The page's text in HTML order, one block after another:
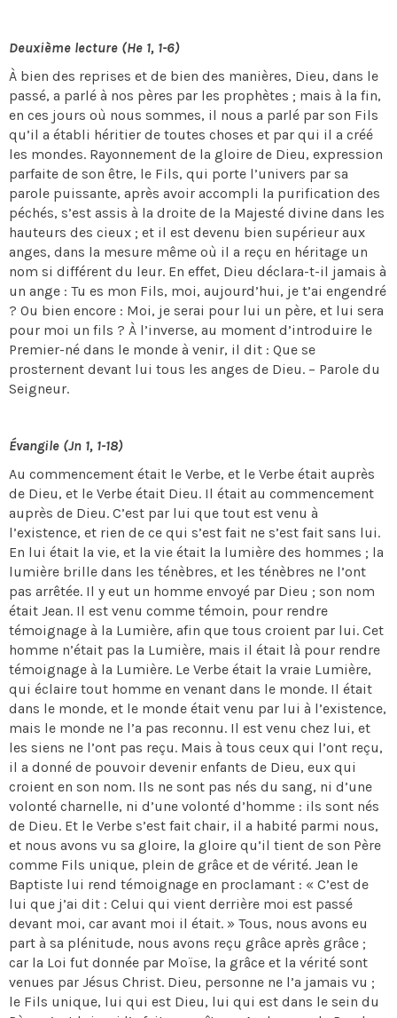
Deuxième lecture (He 1, 1-6)
À bien des reprises et de bien des manières, Dieu, dans le
passé, a parlé à nos pères par les prophètes ; mais à la fin,
en ces jours où nous sommes, il nous a parlé par son Fils
qu’il a établi héritier de toutes choses et par qui il a créé
les mondes. Rayonnement de la gloire de Dieu, expression
parfaite de son être, le Fils, qui porte l’univers par sa
parole puissante, après avoir accompli la purification des
péchés, s’est assis à la droite de la Majesté divine dans les
hauteurs des cieux ; et il est devenu bien supérieur aux
anges, dans la mesure même où il a reçu en héritage un
nom si différent du leur. En effet, Dieu déclara-t-il jamais à
un ange : Tu es mon Fils, moi, aujourd’hui, je t’ai engendré
? Ou bien encore : Moi, je serai pour lui un père, et lui sera
pour moi un fils ? À l’inverse, au moment d’introduire le
Premier-né dans le monde à venir, il dit : Que se
prosternent devant lui tous les anges de Dieu. – Parole du
Seigneur.
Évangile (Jn 1, 1-18)
Au commencement était le Verbe, et le Verbe était auprès
de Dieu, et le Verbe était Dieu. Il était au commencement
auprès de Dieu. C’est par lui que tout est venu à
l’existence, et rien de ce qui s’est fait ne s’est fait sans lui.
En lui était la vie, et la vie était la lumière des hommes ; la
lumière brille dans les ténèbres, et les ténèbres ne l’ont
pas arrêtée. Il y eut un homme envoyé par Dieu ; son nom
était Jean. Il est venu comme témoin, pour rendre
témoignage à la Lumière, afin que tous croient par lui. Cet
homme n’était pas la Lumière, mais il était là pour rendre
témoignage à la Lumière. Le Verbe était la vraie Lumière,
qui éclaire tout homme en venant dans le monde. Il était
dans le monde, et le monde était venu par lui à l’existence,
mais le monde ne l’a pas reconnu. Il est venu chez lui, et
les siens ne l’ont pas reçu. Mais à tous ceux qui l’ont reçu,
il a donné de pouvoir devenir enfants de Dieu, eux qui
croient en son nom. Ils ne sont pas nés du sang, ni d’une
volonté charnelle, ni d’une volonté d’homme : ils sont nés
de Dieu. Et le Verbe s’est fait chair, il a habité parmi nous,
et nous avons vu sa gloire, la gloire qu’il tient de son Père
comme Fils unique, plein de grâce et de vérité. Jean le
Baptiste lui rend témoignage en proclamant : « C’est de
lui que j’ai dit : Celui qui vient derrière moi est passé
devant moi, car avant moi il était. » Tous, nous avons eu
part à sa plénitude, nous avons reçu grâce après grâce ;
car la Loi fut donnée par Moïse, la grâce et la vérité sont
venues par Jésus Christ. Dieu, personne ne l’a jamais vu ;
le Fils unique, lui qui est Dieu, lui qui est dans le sein du